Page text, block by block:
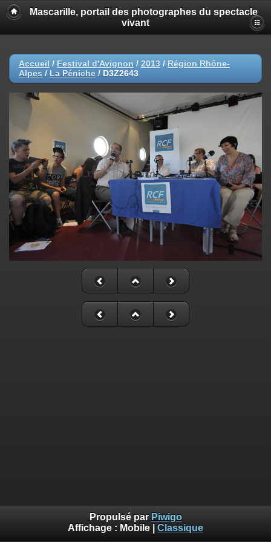
Mascarille, portail des photographes du spectacle
vivant
Accueil / Festival d'Avignon / 2013 / Région Rhône-
Alpes / La Péniche / D3Z2643
Propulsé par Piwigo
Affichage : Mobile Classique